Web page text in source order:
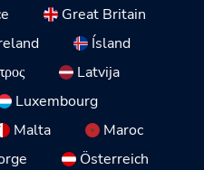
Great Britain
Ísland
Latvija
Luxembourg
Malta
Maroc
Österreich